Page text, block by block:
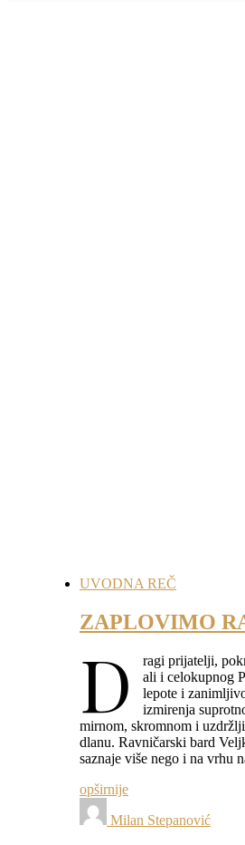
UVODNA REČ
ZAPLOVIMO
D
ragi prijatelji,
ali i celokupnog
lepote i
izmirenja
mirnom, skromnom i
dlanu. Ravničarski bard
saznaje više nego i na vrhu
opširnije
Milan Stepanović